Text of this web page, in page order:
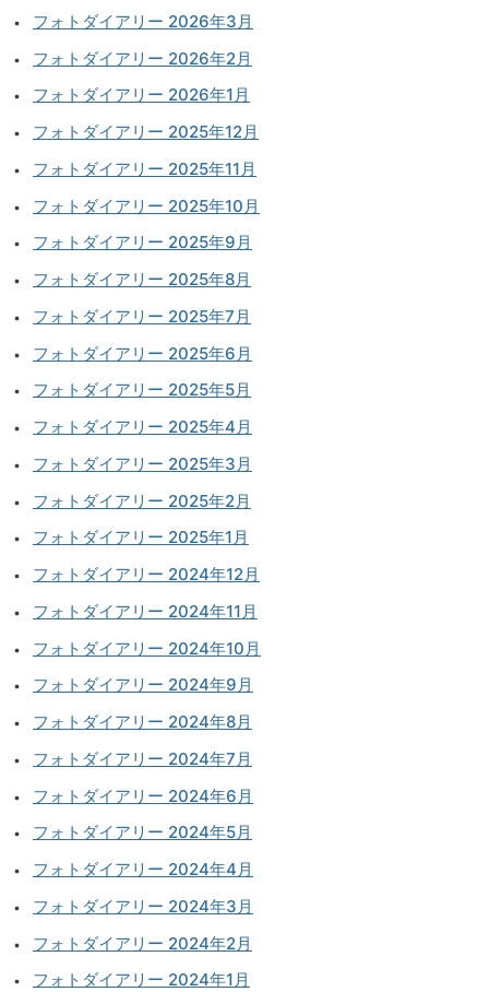
フォトダイアリー 2026年3月
フォトダイアリー 2026年2月
フォトダイアリー 2026年1月
フォトダイアリー 2025年12月
フォトダイアリー 2025年11月
フォトダイアリー 2025年10月
フォトダイアリー 2025年9月
フォトダイアリー 2025年8月
フォトダイアリー 2025年7月
フォトダイアリー 2025年6月
フォトダイアリー 2025年5月
フォトダイアリー 2025年4月
フォトダイアリー 2025年3月
フォトダイアリー 2025年2月
フォトダイアリー 2025年1月
フォトダイアリー 2024年12月
フォトダイアリー 2024年11月
フォトダイアリー 2024年10月
フォトダイアリー 2024年9月
フォトダイアリー 2024年8月
フォトダイアリー 2024年7月
フォトダイアリー 2024年6月
フォトダイアリー 2024年5月
フォトダイアリー 2024年4月
フォトダイアリー 2024年3月
フォトダイアリー 2024年2月
フォトダイアリー 2024年1月